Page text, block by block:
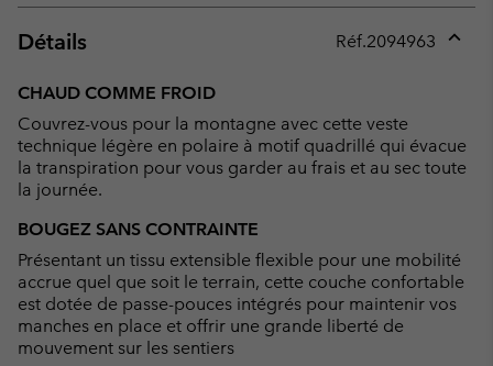
Détails Réf.2094963
CHAUD COMME FROID
Couvrez-vous pour la montagne avec cette veste
technique légère en polaire à motif quadrillé qui évacue
la transpiration pour vous garder au frais et au sec toute
la journée.
BOUGEZ SANS CONTRAINTE
Présentant un tissu extensible flexible pour une mobilité
accrue quel que soit le terrain, cette couche confortable
est dotée de passe-pouces intégrés pour maintenir vos
manches en place et offrir une grande liberté de
mouvement sur les sentiers